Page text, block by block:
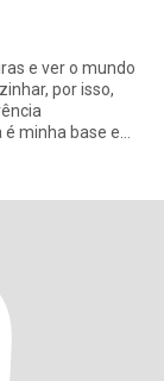
e ver o mundo
por isso,
minha base e